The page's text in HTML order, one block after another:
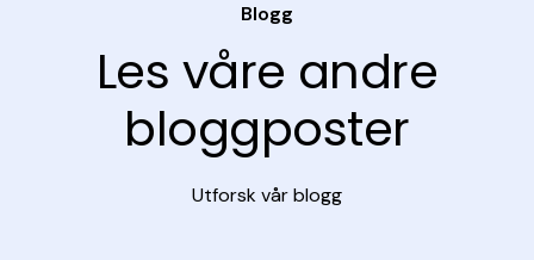
Blogg
Les våre andre
bloggposter
Utforsk vår blogg